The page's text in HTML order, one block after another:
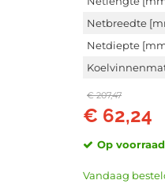
Netbreedte
Netdiepte
€ 207,47
€ 62,24
Op voorraad
Vandaag